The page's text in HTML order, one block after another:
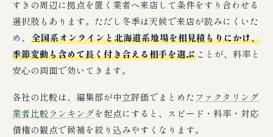
すきの周辺に拠点を置く業者へ来店して条件をすり合わせる
選択肢もあります。ただし冬季は天候で来店が読みにくいた
め、 全国系オンラインと北海道系地場を相見積もりにかけ、
季節変動も含めて長く付き合える相手を選ぶ ことが、料率と
安心の両面で効いてきます。
各社の比較は、編集部が中立評価でまとめたファクタリング
業者比較ランキングを起点にすると、スピード・料率・対応
債権の観点で候補を絞り込みやすくなります。